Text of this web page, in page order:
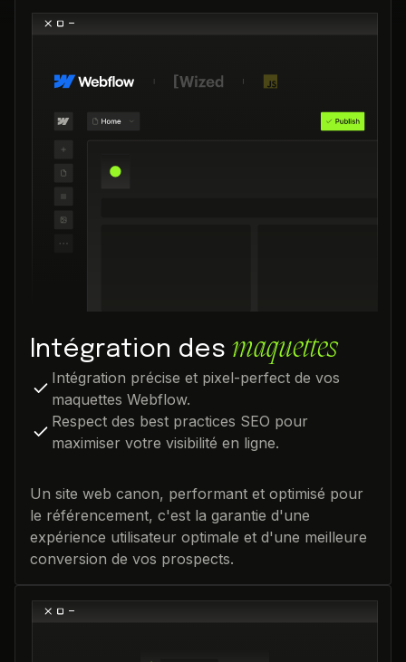
Intégration des maquettes
Intégration précise et pixel-perfect de vos
maquettes Webflow.
Respect des best practices SEO pour
maximiser votre visibilité en ligne.
Un site web canon, performant et optimisé pour
le référencement, c'est la garantie d'une
expérience utilisateur optimale et d'une meilleure
conversion de vos prospects.